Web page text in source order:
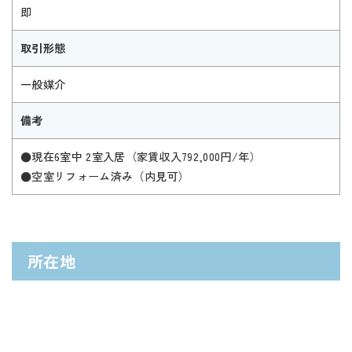
即
取引形態
一般媒介
備考
●現在6室中 2室入居（家賃収入792,000円/年）
●空室リフォーム済み（内見可）
所在地